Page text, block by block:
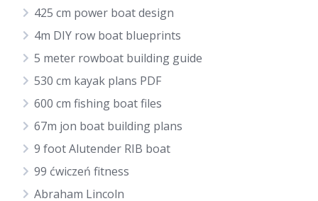
425 cm power boat design
4m DIY row boat blueprints
5 meter rowboat building guide
530 cm kayak plans PDF
600 cm fishing boat files
67m jon boat building plans
9 foot Alutender RIB boat
99 ćwiczeń fitness
Abraham Lincoln